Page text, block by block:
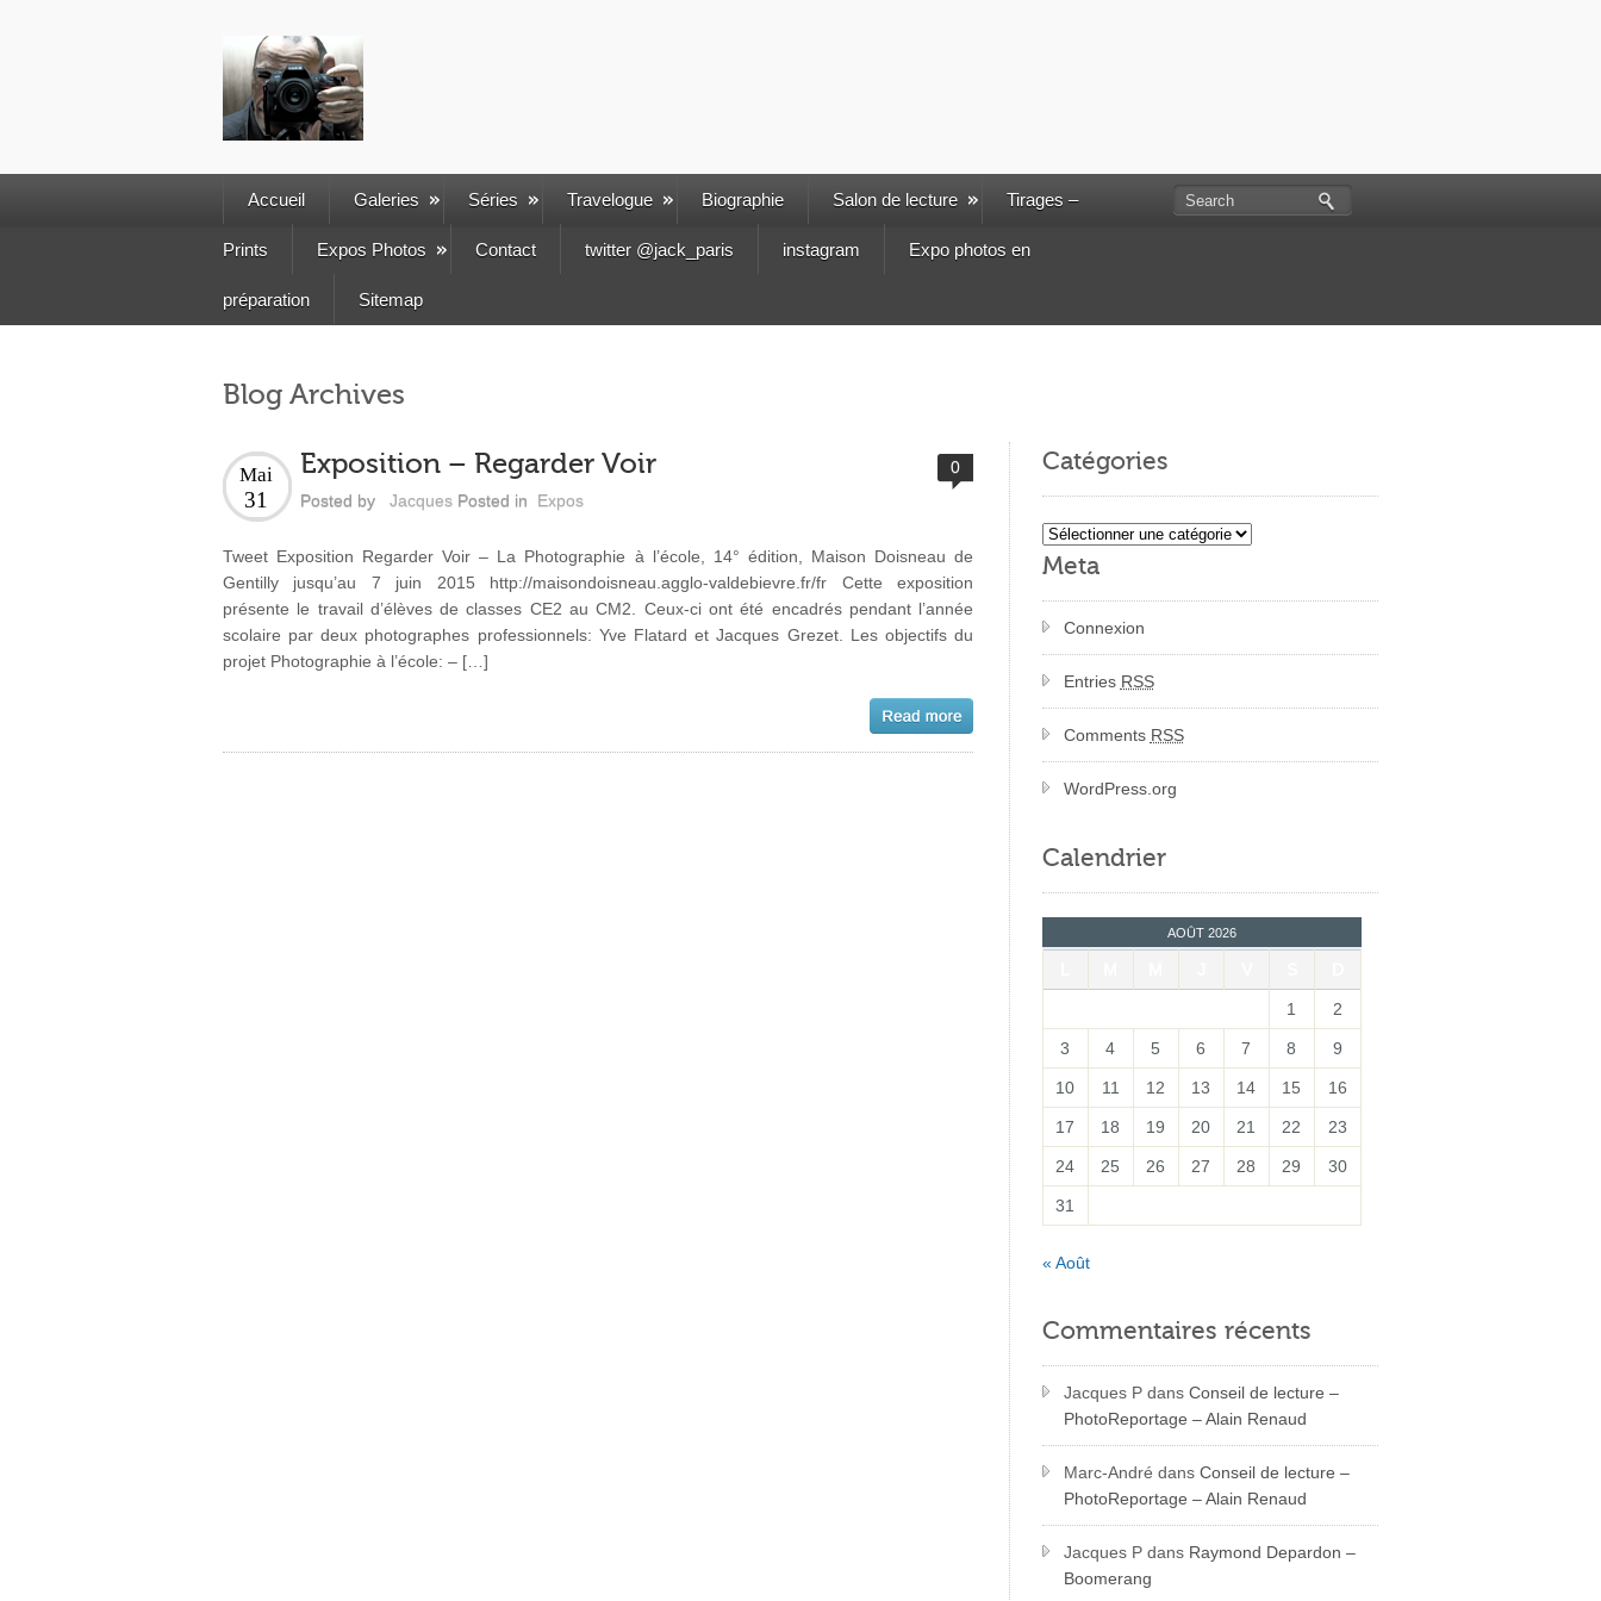
Accueil Galeries Séries Travelogue Biographie Salon de lecture Tirages –
Prints Expos Photos Contact twitter @jack_paris instagram Expo photos en
préparation Sitemap
Blog Archives
Exposition – Regarder Voir
Mai
31 Posted by Jacques Posted in Expos
0
Tweet Exposition Regarder Voir – La Photographie à l’école, 14° édition, Maison Doisneau de
Gentilly jusqu’au 7 juin 2015 http://maisondoisneau.agglo-valdebievre.fr/fr Cette exposition
présente le travail d’élèves de classes CE2 au CM2. Ceux-ci ont été encadrés pendant l’année
scolaire par deux photographes professionnels: Yve Flatard et Jacques Grezet. Les objectifs du
projet Photographie à l’école: – […]
Catégories
Catégories
Meta
Connexion
Entries RSS
Comments RSS
WordPress.org
Calendrier
AOÛT 2026
1 2
3 4 5 6 7 8 9
10 11 12 13 14 15 16
17 18 19 20 21 22 23
24 25 26 27 28 29 30
31
« Août
Commentaires récents
Jacques Pdans Conseil de lecture –
PhotoReportage – Alain Renaud
Marc-André dans Conseil de lecture –
PhotoReportage – Alain Renaud
Jacques Pdans Raymond Depardon –
Boomerang